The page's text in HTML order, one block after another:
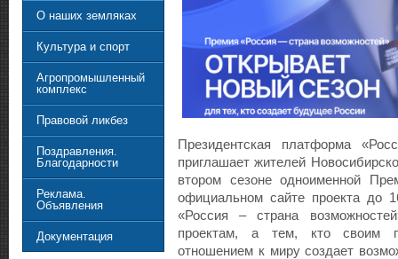
Президентская платформа
приглашает жителей
втором сезоне одноименной
официальном сайте проекта до
«Россия – страна
проектам, а тем, кто своим
отношением к миру создает
О наших земляках
Культура и спорт
Агропромышленный
комплекс
Правовой ликбез
Поздравления.
Благодарности
Реклама.
Объявления
Документация